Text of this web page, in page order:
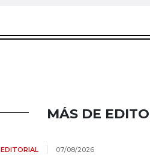
MÁS DE
EDITORIAL 07/08/2026